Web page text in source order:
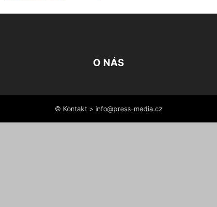
O NÁS
© Kontakt > info@press-media.cz